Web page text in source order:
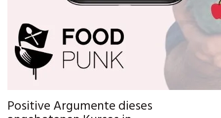
Positive Argumente dieses